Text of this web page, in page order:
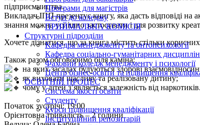
Програми для магістрів
Вступ до коледжу
ПРИЙМАЛЬНА КОМІСІЯ
Структурні підрозділи
Kафедра менеджменту та онтопсихології
Кафедра соціально-гуманітарних дисциплін
Фаховий коледж менеджменту і психології
Центр бізнес-освіти та підвищення
ОСВІТНІЙ ПРОЦЕС
Система якості освіти
Студенту
Курси підвищення кваліфікації
Інституційний репозитарій
підприємництва.
Викладач ІПП презентує книгу, яка дасть відповіді на
знання можна успішно застосувати і для розвитку
Хочете дізнатися, що за книга містить стільки
Також разом обговоримо біля каміна:
на яких засадах будуються здорові
як виховати щасливу та реалізовану дитину;
чому у дітей з’являється залежність від наркотиків.
Початок зустрічі: 19:00
Орієнтовна тривалість – 2 години